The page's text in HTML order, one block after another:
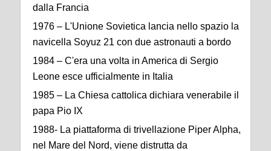
dalla Francia
1976 – L'Unione Sovietica lancia nello spazio la
navicella Soyuz 21 con due astronauti a bordo
1984 – C'era una volta in America di Sergio
Leone esce ufficialmente in Italia
1985 – La Chiesa cattolica dichiara venerabile il
papa Pio IX
1988- La piattaforma di trivellazione Piper Alpha,
nel Mare del Nord, viene distrutta da